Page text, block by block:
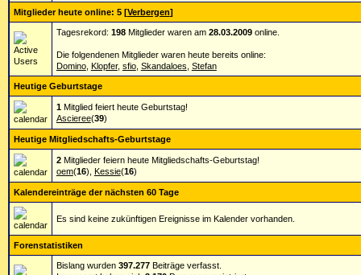
Mitglieder heute online: 5 [Verbergen]
Tagesrekord: 198Mitglieder waren am 28.03.2009online.
Die folgendenen Mitglieder waren heute bereits online:
Domino, Klopfer, sfio, Skandaloes Stefan
Heutige Geburtstage
1Mitglied feiert heute Geburtstag!
Ascieree(39)
Heutige Mitgliedschafts-Geburtstage
2Mitglieder feiern heute Mitgliedschafts-Geburtstag!
oem(16), Kessie(16)
Kalendereinträge der nächsten 60 Tage
Es sind keine zukünftigen Ereignisse im Kalender vorhanden.
Forenstatistiken
Bislang wurden 397.277Beiträge verfasst.